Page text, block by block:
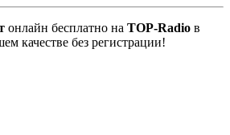
онлайн бесплатно на TOP-Radio в
качестве без регистрации!